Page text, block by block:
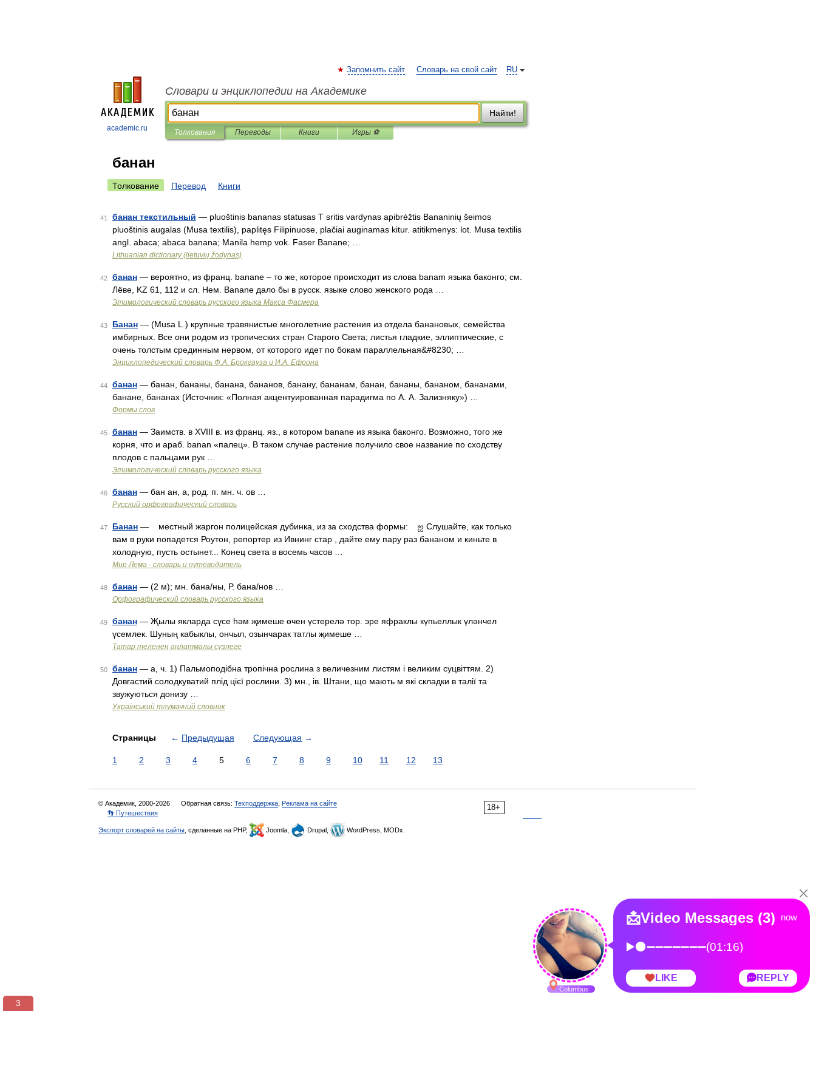
academic.ru
RU
Запомнить сайт Словарь на свой сайт
Словари и энциклопедии на Академике
Найти!
Толкования Переводы Книги Игры ⚽
банан
Толкование Перевод Книги
41 банан текстильный — pluoštinis bananas statusas T sritis vardynas apibrėžtis Bananinių šeimos
pluoštinis augalas (Musa textilis), paplitęs Filipinuose, plačiai auginamas kitur. atitikmenys: lot. Musa textilis
angl. abaca; abaca banana; Manila hemp vok. Faser Banane; …
Lithuanian dictionary (lietuvių žodynas)
42 банан — вероятно, из франц. banane – то же, которое происходит из слова banam языка баконго; см.
Лёве, KZ 61, 112 и сл. Нем. Banane дало бы в русск. языке слово женского рода …
Этимологический словарь русского языка Макса Фасмера
43 Банан — (Musa L.) крупные травянистые многолетние растения из отдела банановых, семейства
имбирных. Все они родом из тропических стран Старого Света; листья гладкие, эллиптические, с
очень толстым срединным нервом, от которого идет по бокам параллельная&#8230; …
Энциклопедический словарь Ф.А. Брокгауза и И.А. Ефрона
44 банан — банан, бананы, банана, бананов, банану, бананам, банан, бананы, бананом, бананами,
банане, бананах (Источник: «Полная акцентуированная парадигма по А. А. Зализняку») …
Формы слов
45 банан — Заимств. в XVIII в. из франц. яз., в котором banane из языка баконго. Возможно, того же
корня, что и араб. banan «палец». В таком случае растение получило свое название по сходству
плодов с пальцами рук …
Этимологический словарь русского языка
46 банан — бан ан, а, род. п. мн. ч. ов …
Русский орфографический словарь
47 Банан — местный жаргон полицейская дубинка, из за сходства формы: ஐ Слушайте, как только
вам в руки попадется Роутон, репортер из Ивнинг стар , дайте ему пару раз бананом и киньте в
холодную, пусть остынет... Конец света в восемь часов …
Мир Лема - словарь и путеводитель
48 банан — (2 м); мн. бана/ны, Р. бана/нов …
Орфографический словарь русского языка
49 банан — Җылы якларда сүсе һәм җимеше өчен үстерелә тор. эре яфраклы күпьеллык үләнчел
үсемлек. Шуның кабыклы, ончыл, озынчарак татлы җимеше …
Татар теленең аңлатмалы сүзлеге
50 банан — а, ч. 1) Пальмоподібна тропічна рослина з величезним листям і великим суцвіттям. 2)
Довгастий солодкуватий плід цієї рослини. 3) мн., ів. Штани, що мають м які складки в талії та
звужуються донизу …
Український тлумачний словник
Страницы ← Предыдущая Следующая →
1 2 3 4 5 6 7 8 9 10 11 12 13
18+
© Академик, 2000-2026 Обратная связь: Техподдержка Реклама на сайте
👣 Путешествия
Экспорт словарей на сайты , сделанные на PHP, Joomla, Drupal, WordPress, MODx.
3